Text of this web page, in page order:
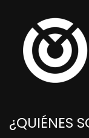
¿QUIÉNES